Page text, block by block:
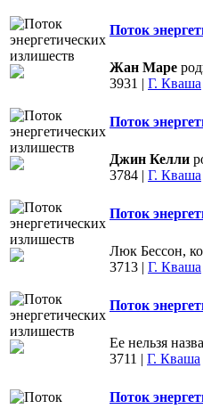
Поток
Жан Маре
3931 | Г. Кваша
Поток
Джин Келли
3784 | Г. Кваша
Поток
Люк Бессон,
3713 | Г. Кваша
Поток
Ее нельзя
3711 | Г. Кваша
Поток